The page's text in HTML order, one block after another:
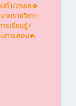
ที่ 1/2566🍀
ายรายวิชา✨
รเรียนรู้⚡
งการสอน🔥